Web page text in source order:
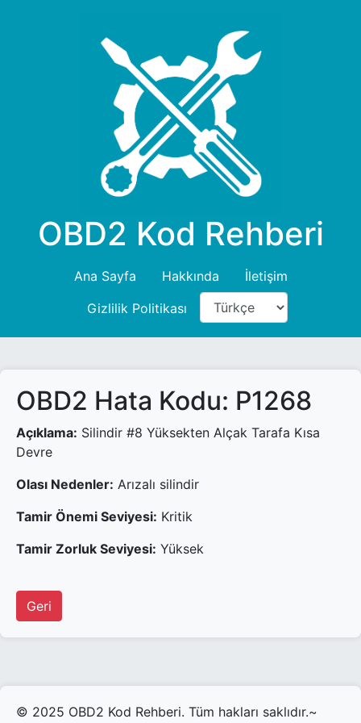
OBD2 Kod Rehberi
Ana Sayfa Hakkında
İletişim
Gizlilik Politikası
OBD2 Hata Kodu: P1268
Açıklama: Silindir #8 Yüksekten Alçak Tarafa Kısa
Devre
Olası Nedenler: Arızalı silindir
Tamir Önemi Seviyesi: Kritik
Tamir Zorluk Seviyesi: Yüksek
Geri
© 2025 OBD2 Kod Rehberi. Tüm hakları saklıdır.~